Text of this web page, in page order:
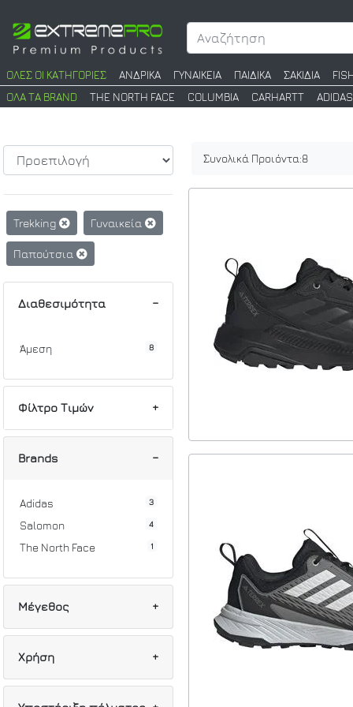
ΟΛΕΣ ΟΙ ΚΑΤΗΓΟΡΙΕΣ ΑΝΔΡΙΚΑ ΓΥΝΑΙΚΕΙΑ ΠΑΙΔΙΚΑ ΣΑΚΙΔΙΑ
ΟΛΑ ΤΑ BRAND
THE NORTH FACE COLUMBIA CARHARTT ADIDAS
Trekking Γυναικεία
Παπούτσια
Διαθεσιμότητα
Άμεση 8
Φίλτρο Τιμών
Min
Brands
Adidas 3
Salomon 4
The North Face 1
Μέγεθος
37 1/3
Χρήση
Πόλη
Συνολικά Προιόντα:8